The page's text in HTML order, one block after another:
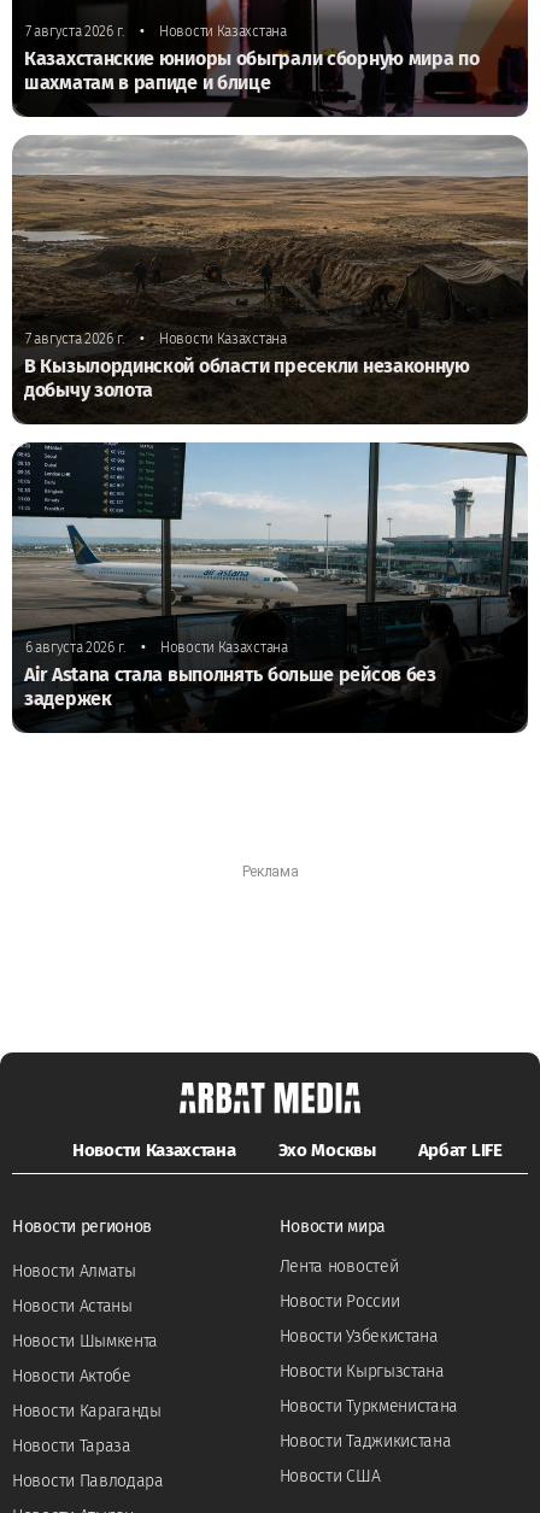
7 августа 2026 г. • Новости Казахстана
Казахстанские юниоры обыграли сборную мира по
шахматам в рапиде и блице
7 августа 2026 г. • Новости Казахстана
В Кызылординской области пресекли незаконную
добычу золота
6 августа 2026 г. • Новости Казахстана
Air Astana стала выполнять больше рейсов без
задержек
Новости Казахстана Эхо Москвы Арбат LIFE
Новости регионов
Новости Алматы
Новости Астаны
Новости Шымкента
Новости Актобе
Новости Караганды
Новости Тараза
Новости Павлодара
Новости мира
Лента новостей
Новости России
Новости Узбекистана
Новости Кыргызстана
Новости Туркменистана
Новости Таджикистана
Новости США